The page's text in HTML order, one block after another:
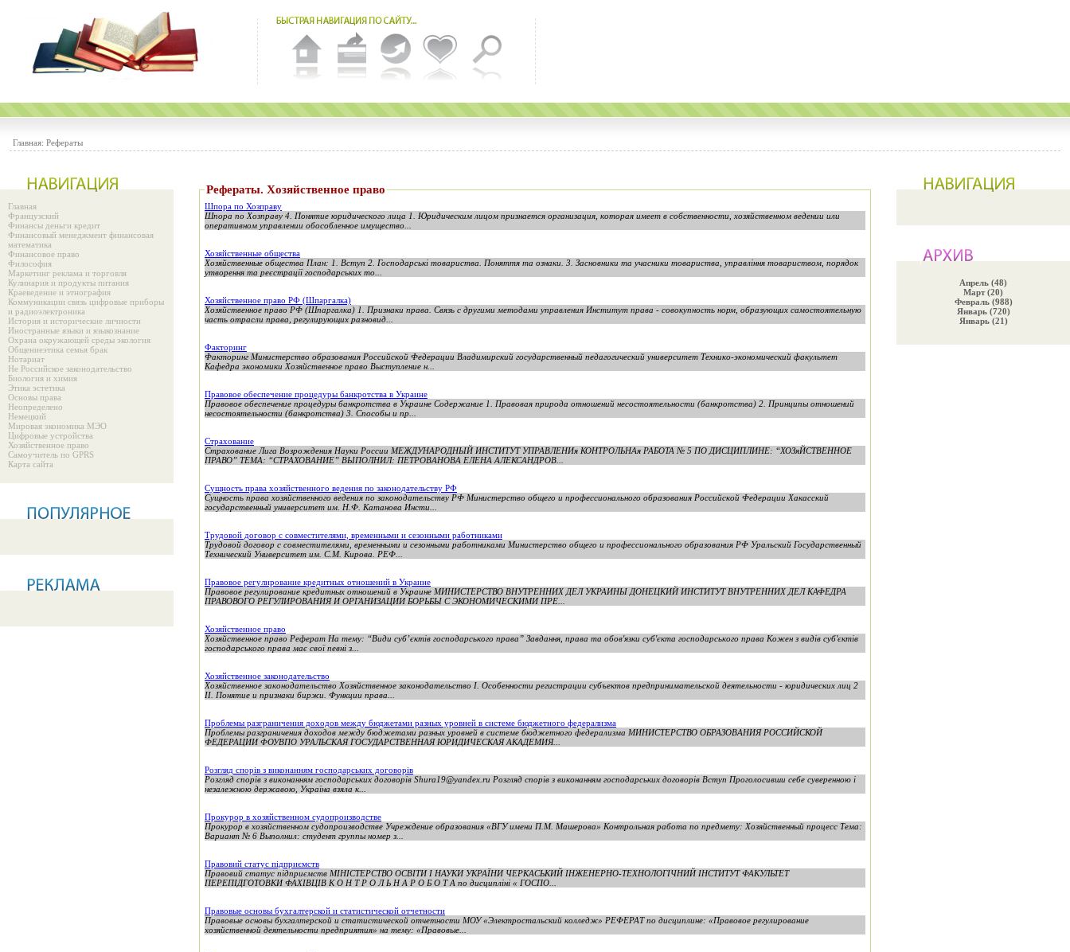
Главная: Рефераты
Главная
Французский
Финансы деньги кредит
Финансовый менеджмент финансовая
математика
Финансовое право
Философия
Маркетинг реклама и торговля
Кулинария и продукты питания
Краеведение и этнография
Коммуникации связь цифровые приборы
и радиоэлектроника
История и исторические личности
Иностранные языки и языкознание
Охрана окружающей среды экология
Общениеэтика семья брак
Нотариат
Не Российское законодательство
Биология и химия
Этика эстетика
Основы права
Неопределено
Немецкий
Мировая экономика МЭО
Цифровые устройства
Хозяйственное право
Самоучитель по GPRS
Карта сайта
Рефераты. Хозяйственное право
Шпора по Хозправу
Шпора по Хозправу 4. Понятие юридического лица 1. Юридическим лицом признается организация, которая имеет в собственности, хозяйственном ведении или
оперативном управлении обособленное имущество...
Хозяйственные общества
Хозяйственные общества План: 1. Вступ 2. Господарські товариства. Поняття та ознаки. 3. Засновники та учасники товариства, управління товариством, порядок
утворення та реєстрації господарських то...
Хозяйственное право РФ (Шпаргалка)
Хозяйственное право РФ (Шпаргалка) 1. Признаки права. Связь с другими методами управления Институт права - совокупность норм, образующих самостоятельную
часть отрасли права, регулирующих разновид...
Факторинг
Факторинг Министерство образования Российской Федерации Владимирский государственный педагогический университет Технико-экономический факультет
Кафедра экономики Хозяйственное право Выступление н...
Правовое обеспечение процедуры банкротства в Украине
Правовое обеспечение процедуры банкротства в Украине Содержание 1. Правовая природа отношений несостоятельности (банкротства) 2. Принципы отношений
несостоятельности (банкротства) 3. Способы и пр...
Страхование
Страхование Лига Возрождения Науки России МЕЖДУНАРОДНЫЙ ИНСТИТУТ УПРАВЛЕНИя КОНТРОЛЬНАя РАБОТА № 5 ПО ДИСЦИПЛИНЕ: “ХОЗяЙСТВЕННОЕ
ПРАВО” ТЕМА: “СТРАХОВАНИЕ” ВЫПОЛНИЛ: ПЕТРОВАНОВА ЕЛЕНА АЛЕКСАНДРОВ...
Сущность права хозяйственного ведения по законодательству РФ
Сущность права хозяйственного ведения по законодательству РФ Министерство общего и профессионального образования Российской Федерации Хакасский
государственный университет им. Н.Ф. Катанова Инсти...
Трудовой договор с совместителями, временными и сезонными работниками
Трудовой договор с совместителями, временными и сезонными работниками Министерство общего и профессионального образования РФ Уральский Государственный
Технический Университет им. С.М. Кирова. РЕФ...
Правовое регулирование кредитных отношений в Украине
Правовое регулирование кредитных отношений в Украине МИНИСТЕРСТВО ВНУТРЕННИХ ДЕЛ УКРАИНЫ ДОНЕЦКИЙ ИНСТИТУТ ВНУТРЕННИХ ДЕЛ КАФЕДРА
ПРАВОВОГО РЕГУЛИРОВАНИЯ И ОРГАНИЗАЦИИ БОРЬБЫ С ЭКОНОМИЧЕСКИМИ ПРЕ...
Хозяйственное право
Хозяйственное право Реферат На тему: “Види суб’єктів господарського права” Завдання, права та обов'язки суб'єкта господарського права Кожен з видів суб'єктів
господарського права має свої певні з...
Хозяйственное законодательство
Хозяйственное законодательство Хозяйственное законодательство I. Особенности регистрации субъектов предпринимательской деятельности - юридических лиц 2
II. Понятие и признаки биржи. Функции права...
Проблемы разграничения доходов между бюджетами разных уровней в системе бюджетного федерализма
Проблемы разграничения доходов между бюджетами разных уровней в системе бюджетного федерализма МИНИСТЕРСТВО ОБРАЗОВАНИЯ РОССИЙСКОЙ
ФЕДЕРАЦИИ ФОУВПО УРАЛЬСКАЯ ГОСУДАРСТВЕННАЯ ЮРИДИЧЕСКАЯ АКАДЕМИЯ...
Розгляд спорів з виконанням господарських договорів
Розгляд спорів з виконанням господарських договорів Shura19@yandex.ru Розгляд спорів з виконанням господарських договорів Вступ Проголосивши себе суверенною і
незалежною державою, Україна взяла к...
Прокурор в хозяйственном судопроизводстве
Прокурор в хозяйственном судопроизводстве Учреждение образования «ВГУ имени П.М. Машерова» Контрольная работа по предмету: Хозяйственный процесс Тема:
Вариант № 6 Выполнил: студент группы номер з...
Правовий статус підприємств
Правовий статус підприємств МІНІСТЕРСТВО ОСВІТИ І НАУКИ УКРАЇНИ ЧЕРКАСЬКИЙ ІНЖЕНЕРНО-ТЕХНОЛОГІЧНИЙ ІНСТИТУТ ФАКУЛЬТЕТ
ПЕРЕПІДГОТОВКИ ФАХІВЦІВ К О Н Т Р О Л Ь Н А Р О Б О Т А по дисципліні « ГОСПО...
Правовые основы бухгалтерской и статистической отчетности
Правовые основы бухгалтерской и статистической отчетности МОУ «Электростальский колледж» РЕФЕРАТ по дисциплине: «Правовое регулирование
хозяйственной деятельности предприятия» на тему: «Правовые...
Апрель (48)
Март (20)
Февраль (988)
Январь (720)
Январь (21)